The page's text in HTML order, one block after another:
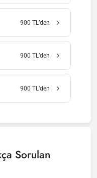
900 TL’den
900 TL’den
900 TL’den
Sorulan